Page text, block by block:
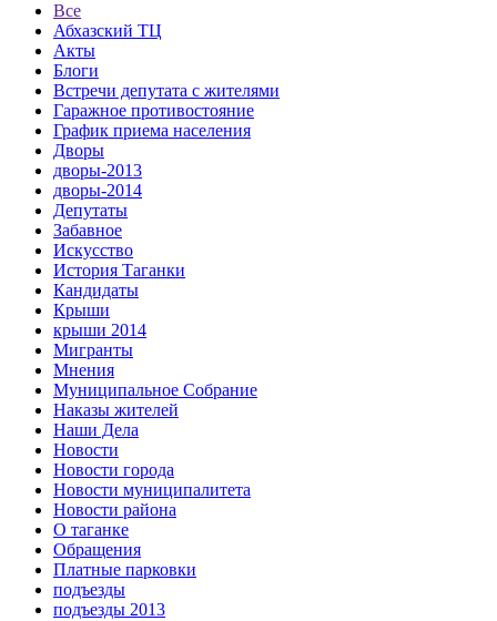
Все
Абхазский ТЦ
Акты
Блоги
Встречи депутата с жителями
Гаражное противостояние
График приема населения
Дворы
дворы-2013
дворы-2014
Депутаты
Забавное
Искусство
История Таганки
Кандидаты
Крыши
крыши 2014
Мигранты
Мнения
Муниципальное Собрание
Наказы жителей
Наши Дела
Новости
Новости города
Новости муниципалитета
Новости района
О таганке
Обращения
Платные парковки
подъезды
подъезды 2013